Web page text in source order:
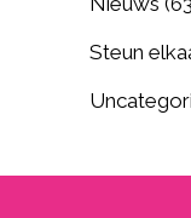
Steun